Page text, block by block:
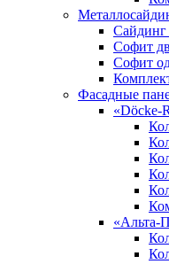
Сайдинг
Софит
Софит
Фасадные
«Döcke-
«Альта-